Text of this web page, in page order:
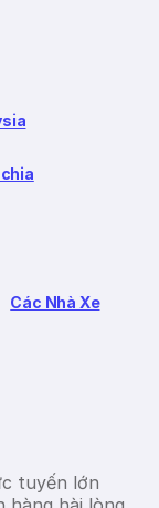
Các Nhà Xe
tuyến lớn